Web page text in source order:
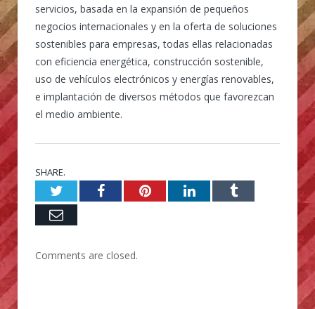
servicios, basada en la expansión de pequeños
negocios internacionales y en la oferta de soluciones
sostenibles para empresas, todas ellas relacionadas
con eficiencia energética, construcción sostenible,
uso de vehículos electrónicos y energías renovables,
e implantación de diversos métodos que favorezcan
el medio ambiente.
SHARE.
TwitterFacebookPinterestLinkedInTumblr
Email
Comments are closed.